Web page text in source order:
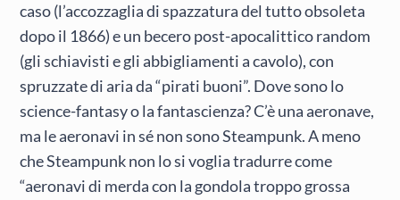
caso (l’accozzaglia di spazzatura del tutto obsoleta
dopo il 1866) e un becero post-apocalittico random
(gli schiavisti e gli abbigliamenti a cavolo), con
spruzzate di aria da “pirati buoni”. Dove sono lo
science-fantasy o la fantascienza? C’è una aeronave,
ma le aeronavi in sé non sono Steampunk. A meno
che Steampunk non lo si voglia tradurre come
“aeronavi di merda con la gondola troppo grossa